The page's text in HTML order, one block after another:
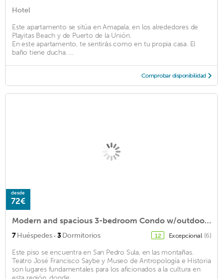
Hotel
Este apartamento se sitúa en Amapala, en los alrededores de
Playitas Beach y de Puerto de la Unión.
En este apartamento, te sentirás como en tu propia casa. El
baño tiene ducha. ...
Comprobar disponibilidad
desde
72€
Modern and spacious 3-bedroom Condo w/outdoor park
7Huéspedes · 3Dormitorios 12 Excepcional (6)
Este piso se encuentra en San Pedro Sula, en las montañas.
Teatro José Francisco Saybe y Museo de Antropología e Historia
son lugares fundamentales para los aficionados a la cultura en